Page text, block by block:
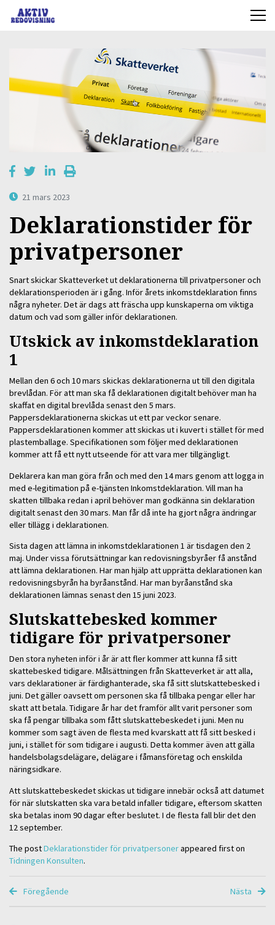
21 mars 2023
Deklarationstider för
privatpersoner
Snart skickar Skatteverket ut deklarationerna till privatpersoner och
deklarationsperioden är i gång. Inför årets inkomstdeklaration finns
några nyheter. Det är dags att fräscha upp kunskaperna om viktiga
datum och vad som gäller inför deklarationen.
Utskick av inkomstdeklaration
1
Mellan den 6 och 10 mars skickas deklarationerna ut till den digitala
brevlådan. För att man ska få deklarationen digitalt behöver man ha
skaffat en digital brevlåda senast den 5 mars.
Pappersdeklarationerna skickas ut ett par veckor senare.
Pappersdeklarationen kommer att skickas ut i kuvert i stället för med
plastemballage. Specifikationen som följer med deklarationen
kommer att få ett nytt utseende för att vara mer tillgängligt.
Deklarera kan man göra från och med den 14 mars genom att logga in
med e-legitimation på e-tjänsten Inkomstdeklaration. Vill man ha
skatten tillbaka redan i april behöver man godkänna sin deklaration
digitalt senast den 30 mars. Man får då inte ha gjort några ändringar
eller tillägg i deklarationen.
Sista dagen att lämna in inkomstdeklarationen 1 är tisdagen den 2
maj. Under vissa förutsättningar kan redovisningsbyråer få anstånd
att lämna deklarationen. Har man hjälp att upprätta deklarationen kan
redovisningsbyrån ha byråanstånd. Har man byråanstånd ska
deklarationen lämnas senast den 15 juni 2023.
Slutskattebesked kommer
tidigare för privatpersoner
Den stora nyheten inför i år är att fler kommer att kunna få sitt
skattebesked tidigare. Målsättningen från Skatteverket är att alla,
vars deklarationer är färdighanterade, ska få sitt slutskattebesked i
juni. Det gäller oavsett om personen ska få tillbaka pengar eller har
skatt att betala. Tidigare år har det framför allt varit personer som
ska få pengar tillbaka som fått slutskattebeskedet i juni. Men nu
kommer som sagt även de flesta med kvarskatt att få sitt besked i
juni, i stället för som tidigare i augusti. Detta kommer även att gälla
handelsbolagsdelägare, delägare i fåmansföretag och enskilda
näringsidkare.
Att slutskattebeskedet skickas ut tidigare innebär också att datumet
för när slutskatten ska vara betald infaller tidigare, eftersom skatten
ska betalas inom 90 dagar efter beslutet. I de flesta fall blir det den
12 september.
The postDeklarationstider för privatpersonerappeared first on
Tidningen Konsulten.
Föregående Nästa